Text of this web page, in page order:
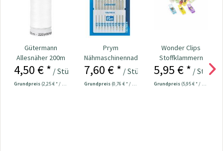
Gütermann
Allesnäher 200m
Fb. 800 - weiß
4,50 € * / Stück
Grundpreis (2,25 € * / 100 Meter)
Prym
Nähmaschinennadeln
130/705
Universal...
7,60 € * / Stück
Grundpreis (0,76 € * / 1 Stück)
Wonder Clips
Stoffklammern
klein - 20 Stück
5,95 € * / Stück
Grundpreis (5,95 € * / 1 Stück)